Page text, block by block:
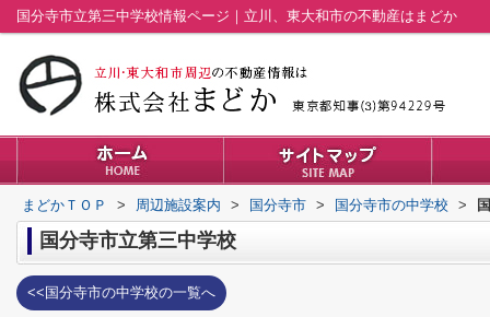
国分寺市立第三中学校情報ページ｜立川、東大和市の不動産はまどか
まどかＴＯＰ > 周辺施設案内 > 国分寺市 > 国分寺市の中学校 >
国分寺市立第三中学校
<<国分寺市の中学校の一覧へ